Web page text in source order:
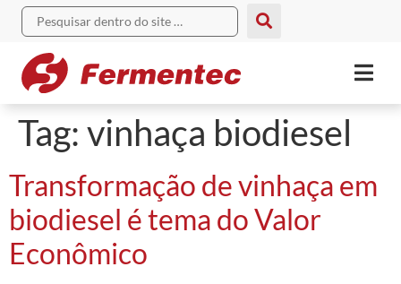
Tag: vinhaça biodiesel
Transformação de vinhaça em
biodiesel é tema do Valor
Econômico